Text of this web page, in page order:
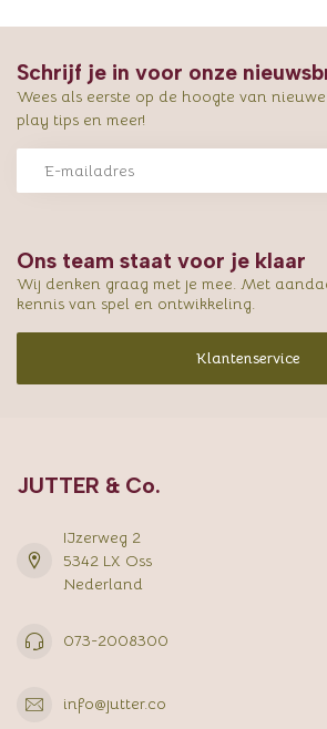
Ons team staat voor je klaar
Wij denken graag met je mee. Met
kennis van spel en ontwikkeling.
Klantenservice
Schrijf je in voor onze
Wees als eerste op de hoogte van
play tips en meer!
JUTTER & Co.
IJzerweg 2
5342 LX Oss
Nederland
073-2008300
info@jutter.co